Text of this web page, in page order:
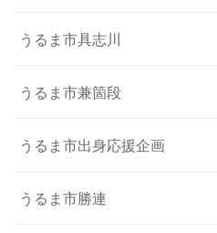
うるま市具志川
うるま市兼箇段
うるま市出身応援企画
うるま市勝連